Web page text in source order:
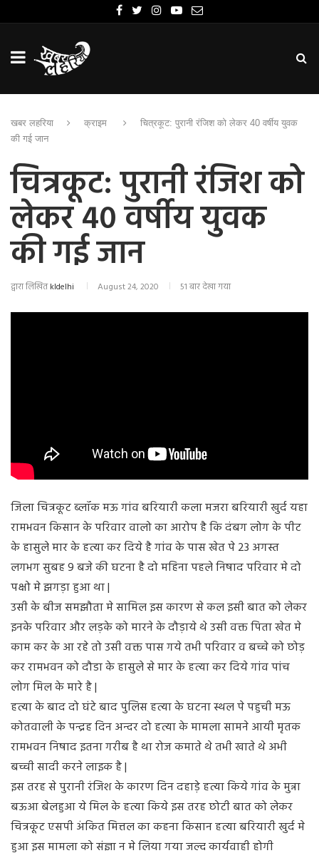
खबर लहरिया क्राइम
चित्रकूट: पुरानी रंजिश को लेकर 40 वर्षीय युवक
की गई जान
चित्रकूट: पुरानी रंजिश को
लेकर 40 वर्षीय युवक
की गई जान
द्वारा लिखितkldelhi August 24, 2020 51 बार देखा गया
जिला चित्रकूट ब्लॉक मऊ गांव बरियारी कला मजरा बरियारी खुर्द यहा
रामभवन किसान के परिवार वालो का आरोप है कि दंबग लोग के पीट
के हासुले मार के हत्या कर दिये है गांव के पास खेत पे 23 अगस्त
लगभग सुबह 9 बजे की घटना है दो महिना पहले निषाद परिवार मे दो
पक्षो मे झगड़ा हुआ था |
उसी के बीज समझौता मे सामिल इस कारण से कल इसी बात को लेकर
इनके परिवार और लड़के को मारने के दौड़ाये थे उसी वक्त पिता खेत मे
काम कर के आ रहे तो उसी वक्त पास गये तभी परिवार व बच्चे को छोड़
कर रामभवन को दौडा के हासुले से मार के हत्या कर दिये गांव पांच
लोग मिल के मारे है |
हत्या के बाद दो घंटे बाद पुलिस हत्या के घटना स्थल पे पहुची मऊ
कोतवाली के पन्द्रह दिन अन्दर दो हत्या के मामला सामने आयी मृतक
रामभवन निषाद इतना गरीब है था रोज कमाते थे तभी खाते थे अभी
बच्ची सादी करने लाइक है |
इस तरह से पुरानी रंजिश के कारण दिन दहाड़े हत्या किये गांव के मुन्ना
बऊआ बेलहुआ ये मिल के हत्या किये इस तरह छोटी बात को लेकर
चित्रकूट एसपी अंकित मित्तल का कहना किसान हत्या बरियारी खुर्द मे
हुआ इस मामला को संज्ञा न मे लिया गया जल्द कार्यवाही होगी